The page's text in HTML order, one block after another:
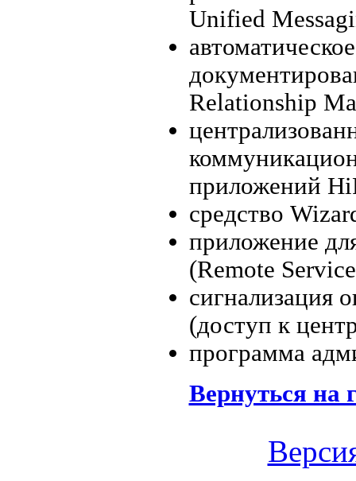
Unified
Relationship
приложений
средство
приложение
(Remote
сигнализация
(доступ к
программа
Вернуться на